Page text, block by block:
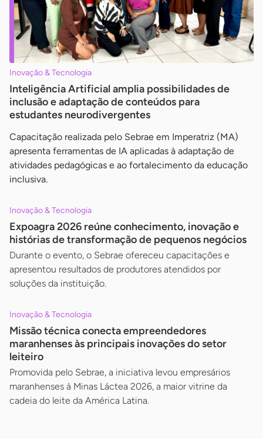
Inovação & Tecnologia
Inteligência Artificial amplia possibilidades de
inclusão e adaptação de conteúdos para
estudantes neurodivergentes
Capacitação realizada pelo Sebrae em Imperatriz (MA)
apresenta ferramentas de IA aplicadas à adaptação de
atividades pedagógicas e ao fortalecimento da educação
inclusiva.
Inovação & Tecnologia
Expoagra 2026 reúne conhecimento, inovação e
histórias de transformação de pequenos negócios
Durante o evento, o Sebrae ofereceu capacitações e
apresentou resultados de produtores atendidos por
soluções da instituição.
Inovação & Tecnologia
Missão técnica conecta empreendedores
maranhenses às principais inovações do setor
leiteiro
Promovida pelo Sebrae, a iniciativa levou empresários
maranhenses à Minas Láctea 2026, a maior vitrine da
cadeia do leite da América Latina.